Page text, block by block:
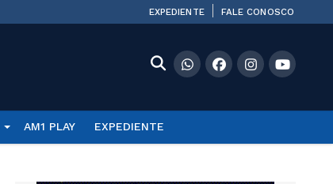
EXPEDIENTE FALE CONOSCO
AM1 PLAY EXPEDIENTE